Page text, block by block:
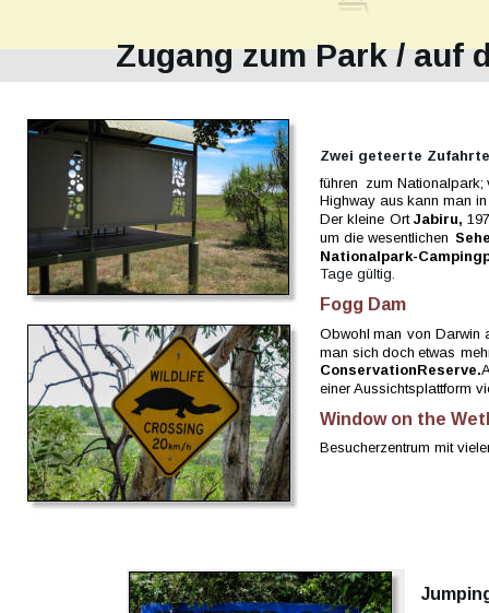
Zugang zum Park / auf
Zwei geteerte
führen zum
Highway aus kann man
Der kleine Ort Jabiru,
um die wesentlichen
Nationalpark-
Tage gültig.
Fogg Dam
Obwohl man von Darwin
man sich doch etwas
Conservation Reserve.
einer Aussichtsplattform
Window on the
Besucherzentrum mit